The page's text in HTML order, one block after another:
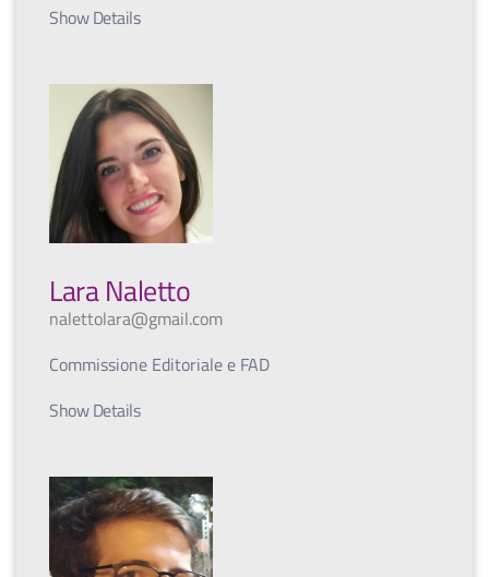
Show Details
Lara Naletto
nalettolara@gmail.com
Commissione Editoriale e FAD
Show Details